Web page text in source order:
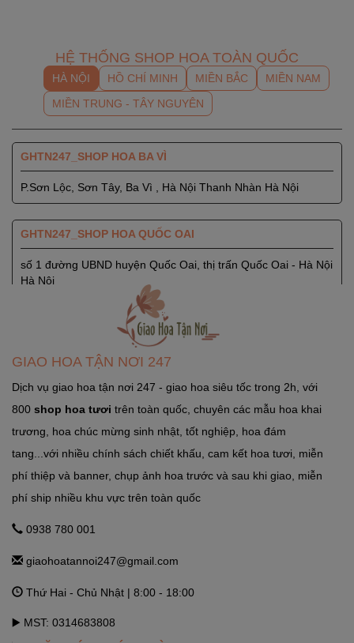
GIAO HOA TẬN NƠI 247
Dịch vụ giao hoa tận nơi 247 - giao hoa siêu tốc trong 2h, với
800 shop hoa tươi trên toàn quốc, chuyên các mẫu hoa khai
trương, hoa chúc mừng sinh nhật, tốt nghiệp, hoa đám
tang...với nhiều chính sách chiết khấu, cam kết hoa tươi, miễn
phí thiệp và banner, chụp ảnh hoa trước và sau khi giao, miễn
phí ship nhiều khu vực trên toàn quốc
0938 780 001
giaohoatannoi247@gmail.com
Thứ Hai - Chủ Nhật | 8:00 - 18:00
▶️ MST: 0314683808
HỆ THỐNG SHOP HOA TOÀN QUỐC
HÀ NỘI HỒ CHÍ MINH MIỀN BẮC
MIỀN NAM
MIỀN TRUNG - TÂY NGUYÊN
GHTN247_SHOP HOA BA VÌ
P.Sơn Lộc, Sơn Tây, Ba Vì , Hà Nội Thanh Nhàn Hà Nội
GHTN247_SHOP HOA QUỐC OAI
số 1 đường UBND huyện Quốc Oai, thị trấn Quốc Oai - Hà Nội
Hà Nội
GHTN247_SHOP HOA SÓC SƠN
Quốc Lộ 3, Xã Phù Lỗ, Huyện Sóc Sơn, Thành Phố Hà Nội
Tỉnh Lộ 84, TT. Liên Quan, Thạch Thất, Hà Nội Hà Nội
GHTN247_SHOP HOA THANH OAI
Số 7 Dốc Mọc - Cao Dương - Thanh Oai - Hà Nội Hà Nội
Hà Nội